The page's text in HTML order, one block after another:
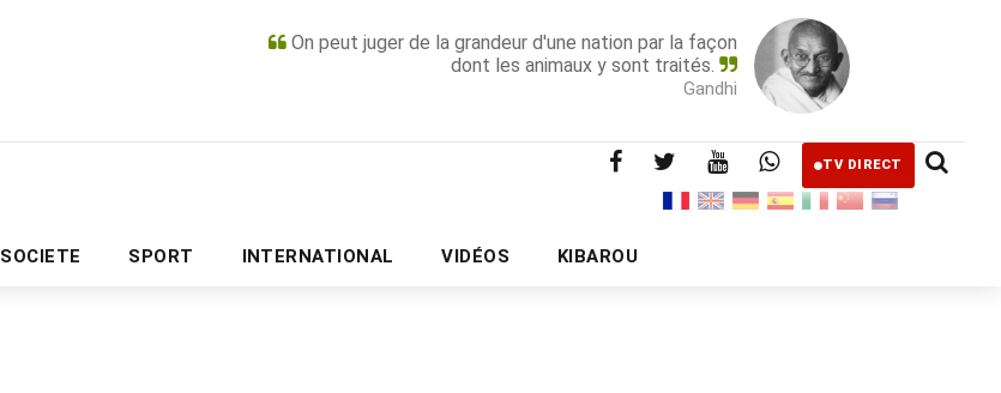
On peut juger de la grandeur d'une nation par la façon
dont les animaux y sont traités.
Gandhi
TV DIRECT
SOCIETE SPORT INTERNATIONAL VIDÉOS KIBAROU
PUBLICITÉ